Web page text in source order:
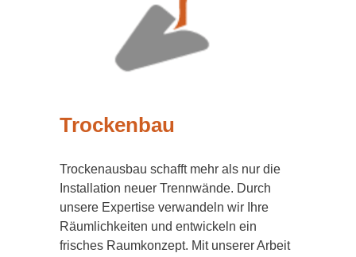
Trockenbau
Trockenausbau schafft mehr als nur die
Installation neuer Trennwände. Durch
unsere Expertise verwandeln wir Ihre
Räumlichkeiten und entwickeln ein
frisches Raumkonzept. Mit unserer Arbeit